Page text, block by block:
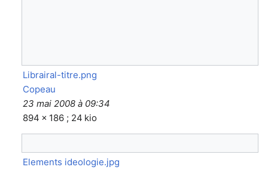
Librairal-titre.png
Copeau
23 mai 2008 à 09:34
894 × 186 ; 24 kio
Elements ideologie.jpg